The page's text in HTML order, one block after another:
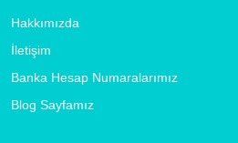
Hakkımızda
İletişim
Banka Hesap Numaralarımız
Blog Sayfamız